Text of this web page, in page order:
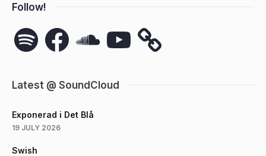
Follow!
Spotify Facebook YouTube
Latest @ SoundCloud
Exponerad i Det Blå
19 JULY 2026
Swish